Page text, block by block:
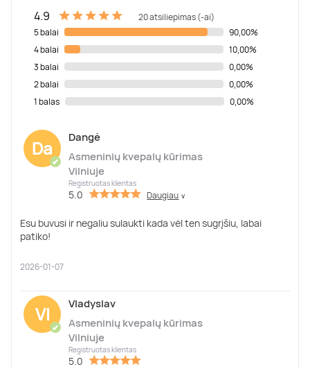
4.9
20 atsiliepimas (-ai)
5 balai
90,00%
4 balai
10,00%
3 balai
0,00%
2 balai
0,00%
1 balas
0,00%
Da
✔
Dangė
Asmeninių kvepalų kūrimas
Vilniuje
Registruotas klientas
5.0 Daugiau ∨
Esu buvusi ir negaliu sulaukti kada vėl ten sugrįšiu, labai
patiko!
2026-01-07
Vl
✔
Vladyslav
Asmeninių kvepalų kūrimas
Vilniuje
Registruotas klientas
5.0